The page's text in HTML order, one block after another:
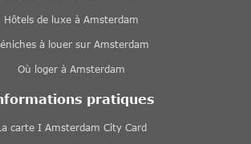
Hôtels de luxe à Amsterdam
à louer sur Amsterdam
Où loger à Amsterdam
pratiques
carte I Amsterdam City Card